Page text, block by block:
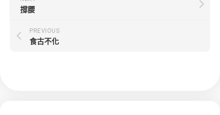
撐腰
PREVIOUS
食古不化